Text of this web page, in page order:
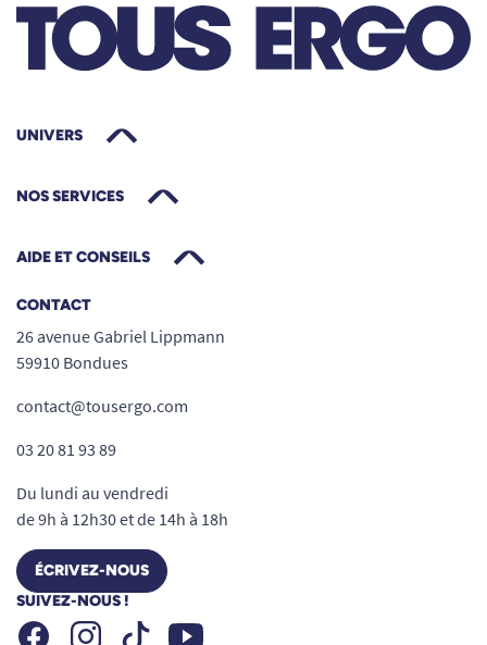
UNIVERS
NOS SERVICES
AIDE ET CONSEILS
CONTACT
26 avenue Gabriel Lippmann
59910 Bondues
contact@tousergo.com
03 20 81 93 89
Du lundi au vendredi
de 9h à 12h30 et de 14h à 18h
ÉCRIVEZ-NOUS
SUIVEZ-NOUS !
FacebookInstagramTiktok Youtube